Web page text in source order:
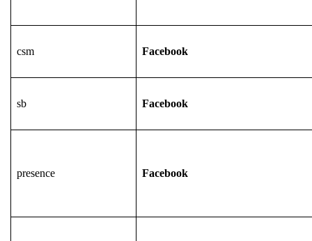
csm Facebook
sb Facebook
presence Facebook